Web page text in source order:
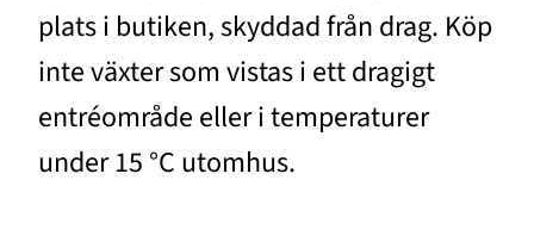
plats i butiken, skyddad från drag. Köp
inte växter som vistas i ett dragigt
entréområde eller i temperaturer
under 15 °C utomhus.